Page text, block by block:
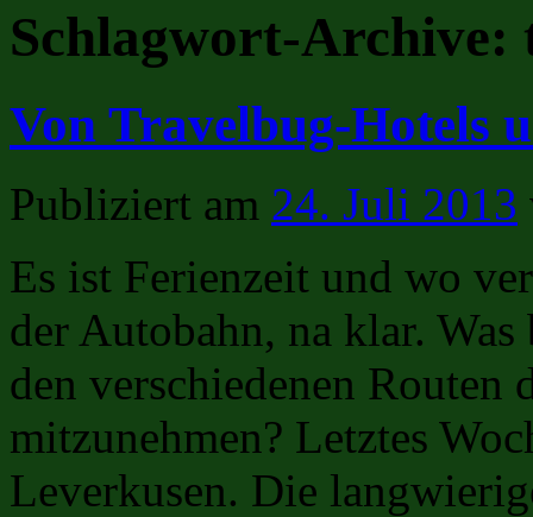
Schlagwort-Archive:
Von Travelbug-Hotels
Publiziert am 24. Juli 2013
Es ist Ferienzeit und wo
der Autobahn, na klar.
den verschiedenen Routen
mitzunehmen? Letztes
Leverkusen. Die